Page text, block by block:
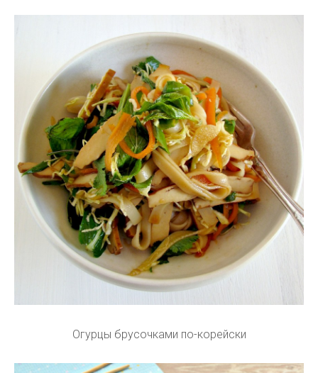
Огурцы брусочками по-корейски